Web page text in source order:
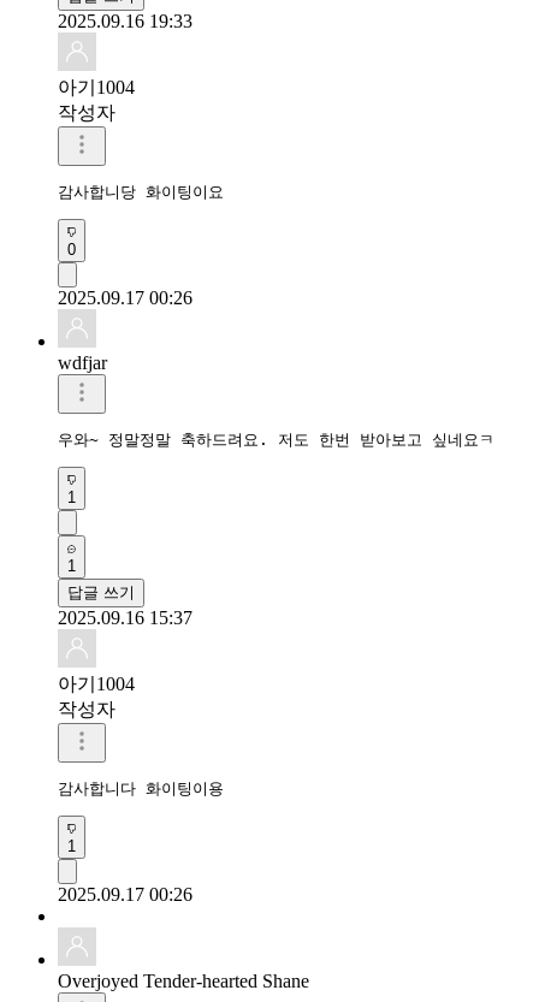
2025.09.16 19:33
아기1004
작성자
감사합니당 화이팅이요
0
2025.09.17 00:26
wdfjar
우와~ 정말정말 축하드려요. 저도 한번 받아보고 싶네요ㅋ
1
1
답글 쓰기
2025.09.16 15:37
아기1004
작성자
감사합니다 화이팅이용
1
2025.09.17 00:26
Overjoyed Tender-hearted Shane